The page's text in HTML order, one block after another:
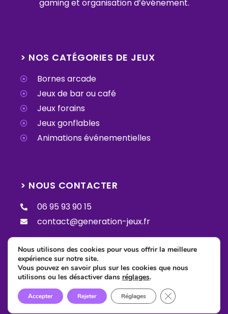
gaming et organisation d’événement.
> NOS CATÉGORIES DE JEUX
Bornes arcade
Jeux de bar ou café
Jeux forains
Jeux gonflables
Animations événementielles
> NOUS CONTACTER
06 95 93 90 15
contact@generation-jeux.fr
© 2023 Génération Jeux –Mentions Légales
Nous utilisons des cookies pour vous offrir la meilleure
expérience sur notre site.
Vous pouvez en savoir plus sur les cookies que nous
utilisons ou les désactiver dans réglages.
Accepter Rejeter Réglages Fermer la